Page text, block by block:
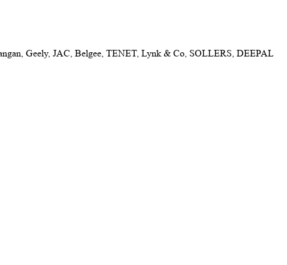
Geely, JAC, Belgee, TENET, Lynk & Co, SOLLERS, DEEPAL